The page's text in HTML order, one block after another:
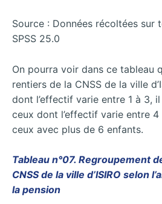
Source : Données récoltées sur
SPSS 25.0
On pourra voir dans ce tableau
rentiers de la CNSS de la ville
dont l’effectif varie entre 1 à 3,
ceux dont l’effectif varie entre
ceux avec plus de 6 enfants.
Tableau n°07. Regroupement
CNSS de la ville d’ISIRO selon
la pension